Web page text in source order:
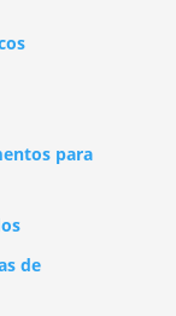
para
de